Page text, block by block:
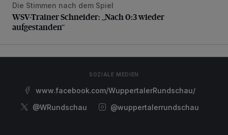
WSV-Trainer Schneider: „Nach 0:3 wieder aufgestanden“
Die Stimmen nach dem Spiel
WSV-Trainer Schneider: „Nach 0:3 wieder
aufgestanden“
SOZIALE MEDIEN
www.facebook.com/WuppertalerRundschau/
@WRundschau
@wuppertalerrundschau